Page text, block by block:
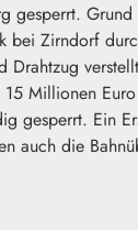
gesperrt.
bei Zirndorf
Millionen
gesperrt. Ein
auch die